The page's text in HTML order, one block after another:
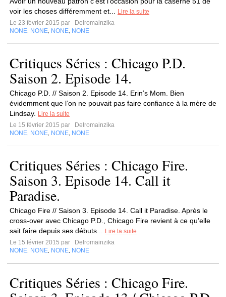
voir les choses différemment et...
Lire la suite
Le 23 février 2015 par
Delromainzika
NONE NONE NONE NONE
Critiques Séries : Chicago P.D.
Saison 2. Episode 14.
Chicago P.D. // Saison 2. Episode 14. Erin’s Mom. Bien
évidemment que l’on ne pouvait pas faire confiance à la mère de
Lindsay.
Lire la suite
Le 15 février 2015 par
Delromainzika
NONE NONE NONE NONE
Critiques Séries : Chicago Fire.
Saison 3. Episode 14. Call it
Paradise.
Chicago Fire // Saison 3. Episode 14. Call it Paradise. Après le
cross-over avec Chicago P.D., Chicago Fire revient à ce qu’elle
sait faire depuis ses débuts...
Lire la suite
Le 15 février 2015 par
Delromainzika
NONE NONE NONE NONE
Critiques Séries : Chicago Fire.